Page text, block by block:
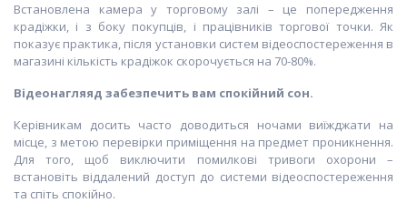
Встановлена камера у торговому залі – це попередження
крадіжки, і з боку покупців, і працівників торгової точки. Як
показує практика, після установки систем відеоспостереження в
магазині кількість крадіжок скорочується на 70-80%.
Відеонагляяд забезпечить вам спокійний сон.
Керівникам досить часто доводиться ночами виїжджати на
місце, з метою перевірки приміщення на предмет проникнення.
Для того, щоб виключити помилкові тривоги охорони –
встановіть віддалений доступ до системи відеоспостереження
та спіть спокійно.